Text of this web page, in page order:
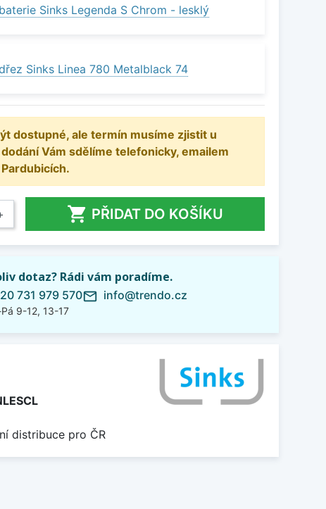
Sinks Legenda S Chrom - lesklý
Sinks Linea 780 Metalblack 74
dostupné, ale termín musíme zjistit u
Vám sdělíme telefonicky, emailem
 PŘIDAT DO KOŠÍKU
dotaz? Rádi vám poradíme.
731 979 570
9-12, 13-17
mail_outline info@trendo.cz
distribuce pro ČR